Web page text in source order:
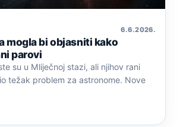
6. 6. 2026.
mogla bi objasniti kako
parovi
su u Mliječnoj stazi, ali njihov rani
težak problem za astronome. Nove